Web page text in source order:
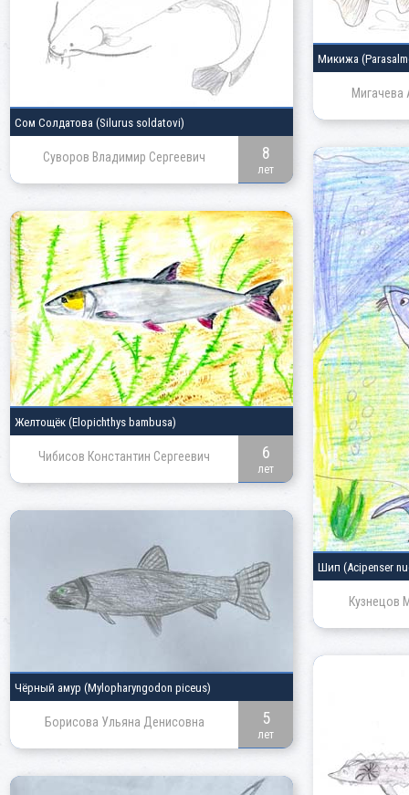
Микижа
Мигачева
Сом Солдатова (Silurus soldatovi)
Суворов Владимир Сергеевич 8
лет
Шип (Acipenser
Кузнецов
Желтощёк (Elopichthys bambusa)
Чибисов Константин Сергеевич 6
лет
Чёрный амур (Mylopharyngodon piceus)
Борисова Ульяна Денисовна 5
лет